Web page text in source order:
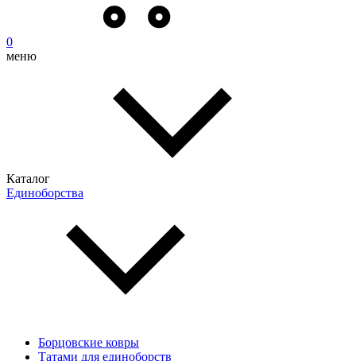
0
меню
Каталог
Единоборства
Борцовские ковры
Татами для единоборств